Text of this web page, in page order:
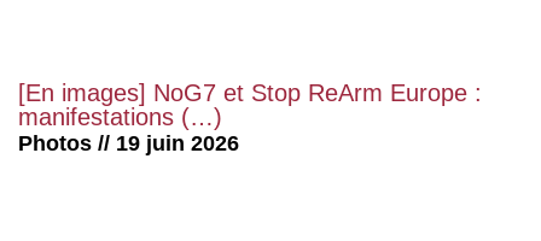
[En images] NoG7 et Stop ReArm Europe :
manifestations (…)
Photos // 19 juin 2026